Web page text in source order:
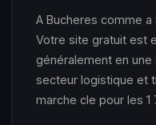
A Bucheres comme
Votre site gratuit est
généralement en une
secteur logistique et
marche cle pour les 1